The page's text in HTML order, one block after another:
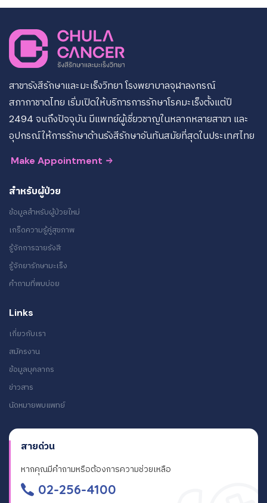
สาขารังสีรักษาและมะเร็งวิทยา โรงพยาบาลจุฬาลงกรณ์
สภากาชาดไทย เริ่มเปิดให้บริการการรักษาโรคมะเร็งตั้งแต่ปี
2494 จนถึงปัจจุบัน มีแพทย์ผู้เชี่ยวชาญในหลากหลายสาขา และ
อุปกรณ์ให้การรักษาด้านรังสีรักษาอันทันสมัยที่สุดในประเทศไทย
Make Appointment
สำหรับผู้ป่วย
ข้อมูลสำหรับผู้ป่วยใหม่
เกร็ดความรู้คู่สุขภาพ
รู้จักการฉายรังสี
รู้จักยารักษามะเร็ง
คำถามที่พบบ่อย
Links
เกี่ยวกับเรา
สมัครงาน
ข้อมูลบุคลากร
ข่าวสาร
นัดหมายพบแพทย์
สายด่วน
หากคุณมีคำถามหรือต้องการความช่วยเหลือ
02-256-4100